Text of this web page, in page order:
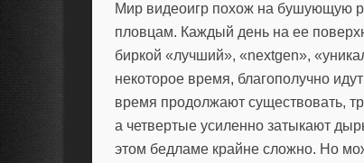
Мир видеоигр похож на бушующую
пловцам. Каждый день на ее
биркой «лучший», «nextgen»,
некоторое время, благополучно
время продолжают существовать,
а четвертые усиленно затыкают
этом бедламе крайне сложно. Но